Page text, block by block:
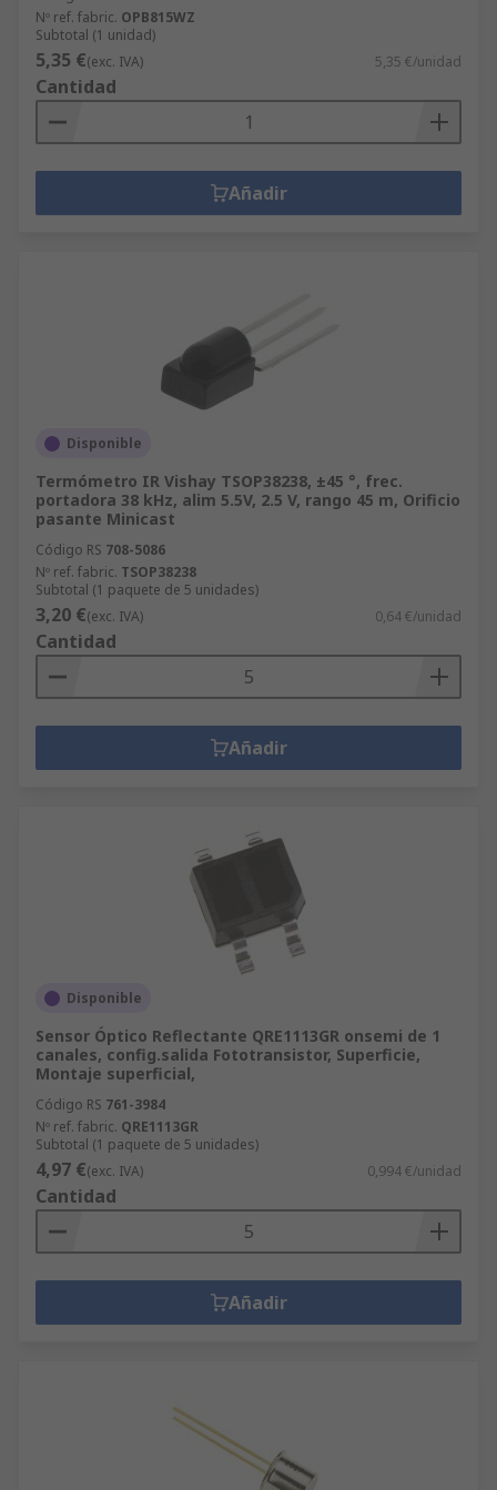
Nº ref. fabric. OPB815WZ
Subtotal (1 unidad)
5,35 €(exc. IVA) 5,35 €/unidad
Cantidad
Añadir
Disponible
Termómetro IR Vishay TSOP38238, ±45 °, frec.
portadora 38 kHz, alim 5.5V, 2.5 V, rango 45 m, Orificio
pasante Minicast
Código RS 708-5086
Nº ref. fabric. TSOP38238
Subtotal (1 paquete de 5 unidades)
3,20 €(exc. IVA) 0,64 €/unidad
Cantidad
Añadir
Disponible
Sensor Óptico Reflectante QRE1113GR onsemi de 1
canales, config.salida Fototransistor, Superficie,
Montaje superficial,
Código RS 761-3984
Nº ref. fabric. QRE1113GR
Subtotal (1 paquete de 5 unidades)
4,97 €(exc. IVA) 0,994 €/unidad
Cantidad
Añadir